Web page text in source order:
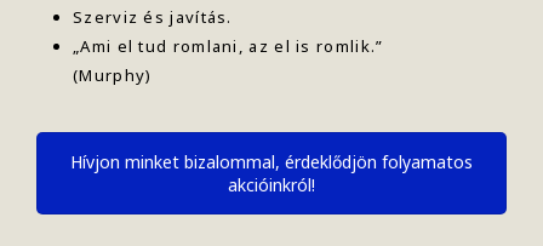
Szerviz és javítás.
„Ami el tud romlani, az el is romlik.”
(Murphy)
Hívjon minket bizalommal, érdeklődjön folyamatos
akcióinkról!